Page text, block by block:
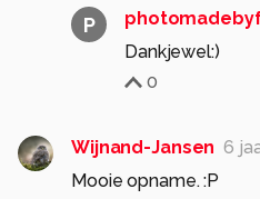
P
Dankjewel:)
0
Wijnand-Jansen 6
Mooie opname. :P